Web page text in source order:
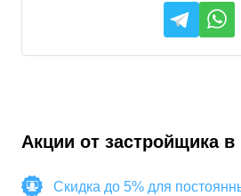
Акции от застройщика в
Скидка до 5% для